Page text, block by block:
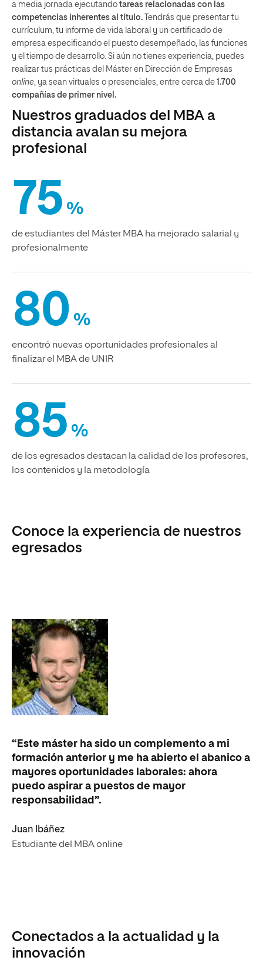
a media jornada ejecutando tareas relacionadas con las
competencias inherentes al título. Tendrás que presentar tu
currículum, tu informe de vida laboral y un certificado de
empresa especificando el puesto desempeñado, las funciones
y el tiempo de desarrollo. Si aún no tienes experiencia, puedes
realizar tus prácticas del Máster en Dirección de Empresas
online, ya sean virtuales o presenciales, entre cerca de 1.700
compañías de primer nivel.
Nuestros graduados del MBA a
distancia avalan su mejora
profesional
75 %
de estudiantes del Máster MBA ha mejorado salarial y
profesionalmente
80 %
encontró nuevas oportunidades profesionales al
finalizar el MBA de UNIR
85 %
de los egresados destacan la calidad de los profesores,
los contenidos y la metodología
Conoce la experiencia de nuestros
egresados
“Este máster ha sido un complemento a mi
formación anterior y me ha abierto el abanico a
mayores oportunidades laborales: ahora
puedo aspirar a puestos de mayor
responsabilidad”.
Juan Ibáñez
Estudiante del MBA online
Conectados a la actualidad y la
innovación